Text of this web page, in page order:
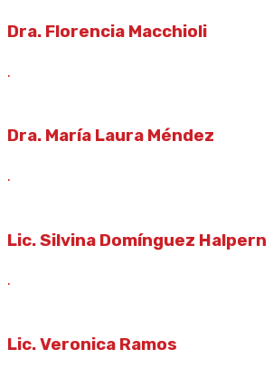
Dra. Florencia Macchioli
.
Dra. María Laura Méndez
.
Lic. Silvina Domínguez Halpern
.
Lic. Veronica Ramos